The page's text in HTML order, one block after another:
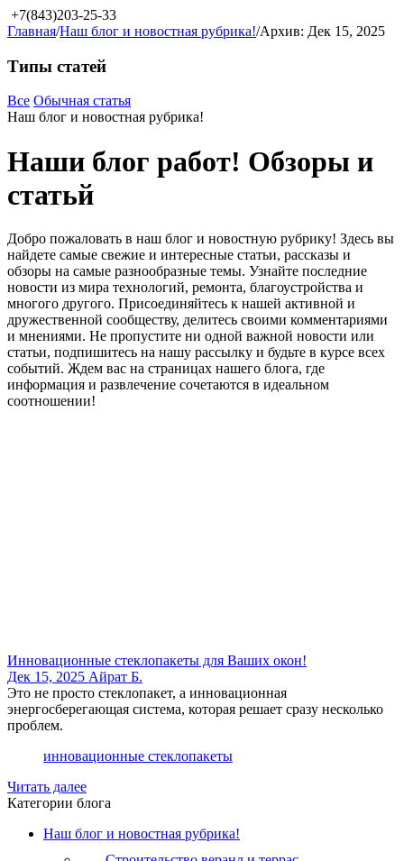
+7(843)203-25-33
Главная/Наш блог и новостная рубрика!/Архив: Дек 15, 2025
Типы статей
Все Обычная статья
Наш блог и новостная рубрика!
Наши блог работ! Обзоры и
статьй
Добро пожаловать в наш блог и новостную рубрику! Здесь вы
найдете самые свежие и интересные статьи, рассказы и
обзоры на самые разнообразные темы. Узнайте последние
новости из мира технологий, ремонта, благоустройства и
многого другого. Присоединяйтесь к нашей активной и
дружественной сообществу, делитесь своими комментариями
и мнениями. Не пропустите ни одной важной новости или
статьи, подпишитесь на нашу рассылку и будьте в курсе всех
событий. Ждем вас на страницах нашего блога, где
информация и развлечение сочетаются в идеальном
соотношении!
Инновационные стеклопакеты для Ваших окон!
Дек 15, 2025 Айрат Б.
Это не просто стеклопакет, а инновационная
энергосберегающая система, которая решает сразу несколько
проблем.
инновационные стеклопакеты
Читать далее
Категории блога
Наш блог и новостная рубрика!